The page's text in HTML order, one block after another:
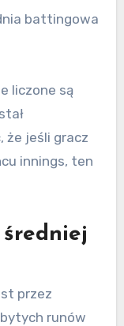
battingowa
liczone są
że jeśli gracz
innings, ten
przez
runów